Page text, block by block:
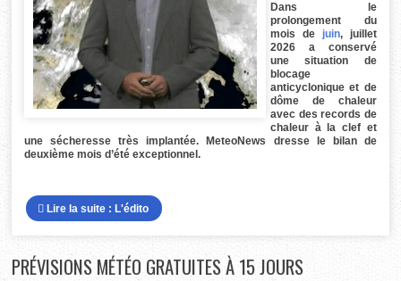
Dans le
prolongement du
mois de juin, juillet
2026 a conservé
une situation de
blocage
anticyclonique et de
dôme de chaleur
avec des records de
chaleur à la clef et
une sécheresse très implantée. MeteoNews dresse le bilan de
deuxième mois d’été exceptionnel.
Lire la suite : L'édito
PRÉVISIONSMÉTÉO GRATUITES À 15 JOURS